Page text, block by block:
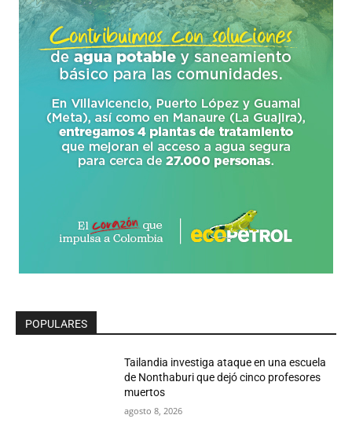
POPULARES
Tailandia investiga ataque en una escuela
de Nonthaburi que dejó cinco profesores
muertos
agosto 8, 2026